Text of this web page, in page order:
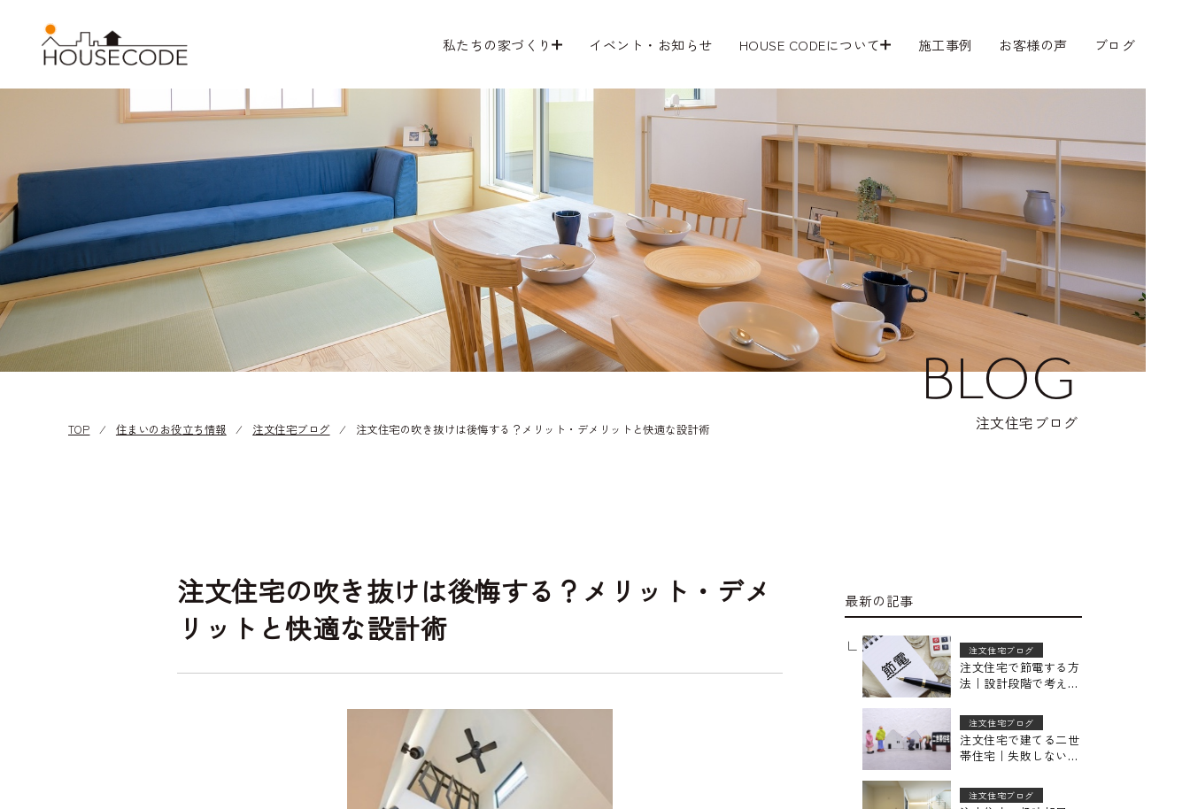
私たちの家づくり イベント・お知らせ HOUSE CODEについて 施工事例 お客様の声 ブログ
BLOG
注文住宅ブログ
TOP ⁄ 住まいのお役立ち情報 ⁄ 注文住宅ブログ ⁄ 注文住宅の吹き抜けは後悔する？メリット・デメリットと快適な設計術
注文住宅の吹き抜けは後悔する？メリット・デメ
リットと快適な設計術
最新の記事
注文住宅ブログ
注文住宅で節電する方
法｜設計段階で考える
トを解説
注文住宅ブログ
注文住宅で建てる二世
帯住宅｜失敗しないた
びのポイント
注文住宅ブログ